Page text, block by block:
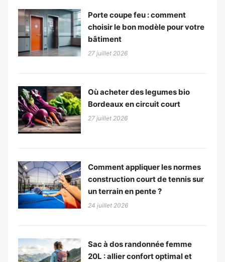
Porte coupe feu : comment
choisir le bon modèle pour votre
bâtiment
27 juillet 2026
Où acheter des legumes bio
Bordeaux en circuit court
27 juillet 2026
Comment appliquer les normes
construction court de tennis sur
un terrain en pente ?
24 juillet 2026
Sac à dos randonnée femme
20L : allier confort optimal et